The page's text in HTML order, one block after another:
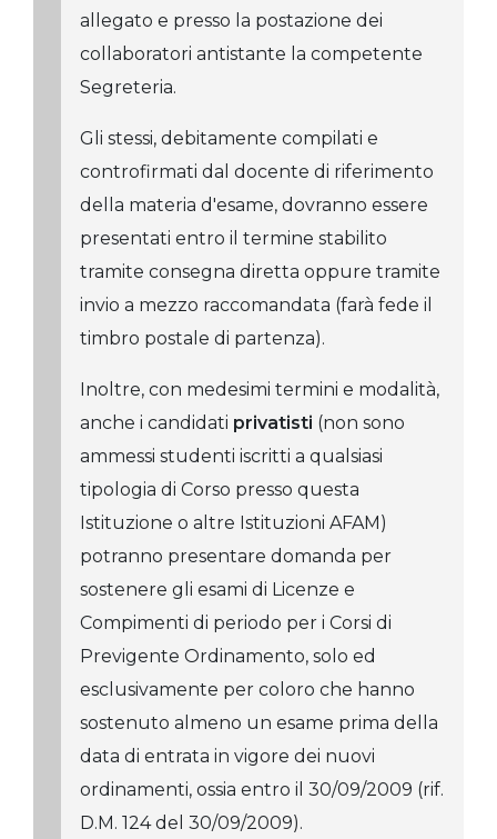
allegato e presso la postazione dei
collaboratori antistante la competente
Segreteria.
Gli stessi, debitamente compilati e
controfirmati dal docente di riferimento
della materia d'esame, dovranno essere
presentati entro il termine stabilito
tramite consegna diretta oppure tramite
invio a mezzo raccomandata (farà fede il
timbro postale di partenza).
Inoltre, con medesimi termini e modalità,
anche i candidati privatisti (non sono
ammessi studenti iscritti a qualsiasi
tipologia di Corso presso questa
Istituzione o altre Istituzioni AFAM)
potranno presentare domanda per
sostenere gli esami di Licenze e
Compimenti di periodo per i Corsi di
Previgente Ordinamento, solo ed
esclusivamente per coloro che hanno
sostenuto almeno un esame prima della
data di entrata in vigore dei nuovi
ordinamenti, ossia entro il 30/09/2009 (rif.
D.M. 124 del 30/09/2009).